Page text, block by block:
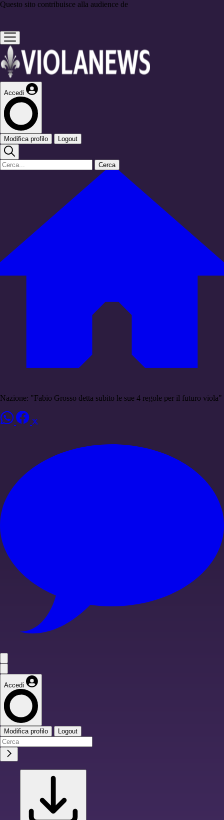
Questo sito contribuisce alla audience de
Accedi
Modifica profilo Logout
Cerca
Nazione: "Fabio Grosso detta subito le sue 4 regole per il futuro viola"
Accedi
Modifica profilo Logout